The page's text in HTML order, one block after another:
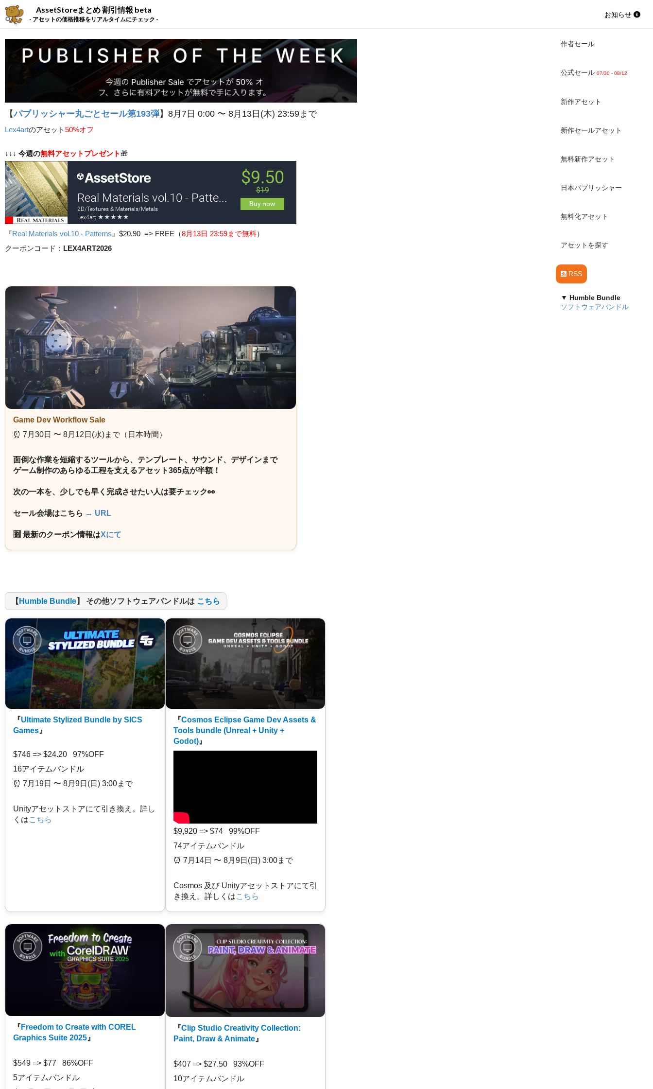
AssetStoreまとめ 割引情報 beta
- アセットの価格推移をリアルタイムにチェック -
お知らせ
【パブリッシャー丸ごとセール第193弾】8月7日 0:00 〜 8月13日(木) 23:59まで
Lex4artのアセット50%オフ
↓↓↓ 今週の無料アセットプレゼント 🎁
『Real Materials vol.10 - Patterns 』 $20.90 => FREE （8月13日 23:59まで無料）
クーポンコード： LEX4ART2026
Game Dev Workflow Sale
⏰️ 7月30日 〜 8月12日(水)まで（日本時間）
面倒な作業を短縮するツールから、テンプレート、サウンド、デザインまで
ゲーム制作のあらゆる工程を支えるアセット365点が半額！
次の一本を、少しでも早く完成させたい人は要チェック👀
セール会場はこちら → URL
🈹 最新のクーポン情報はXにて
【 Humble Bundle】 その他ソフトウェアバンドルは こちら
『Ultimate Stylized Bundle by SICS
Games』
$746 => $24.20 97%OFF
16アイテムバンドル
⏰️ 7月19日 〜 8月9日(日) 3:00まで
Unityアセットストアにて引き換え。詳し
くはこちら
『Cosmos Eclipse Game Dev Assets &
Tools bundle (Unreal + Unity +
Godot)』
$9,920 => $74 99%OFF
74アイテムバンドル
⏰️ 7月14日 〜 8月9日(日) 3:00まで
Cosmos 及び Unityアセットストアにて引
き換え。詳しくはこちら
『 Freedom to Create with COREL
Graphics Suite 2025 』
$549 => $77 86%OFF
5アイテムバンドル
『Clip Studio Creativity Collection:
Paint, Draw & Animate 』
$407 => $27.50 93%OFF
10アイテムバンドル
作者セール
公式セール 07/30 - 08/12
新作アセット
新作セールアセット
無料新作アセット
日本パブリッシャー
無料化アセット
アセットを探す
RSS
▼ Humble Bundle
ソフトウェアバンドル